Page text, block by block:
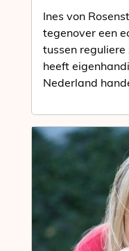
Ines von
tegenover een
tussen reguliere
heeft
Nederland